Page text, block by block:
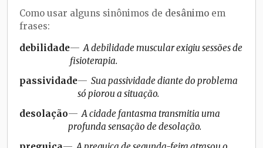
Como usar alguns sinônimos de desânimo em
frases:
debilidade
A debilidade muscular exigiu sessões de
fisioterapia.
passividade
Sua passividade diante do problema
só piorou a situação.
desolação
A cidade fantasma transmitia uma
profunda sensação de desolação.